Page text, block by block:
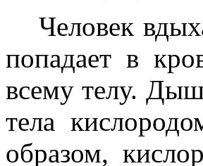
Человек
попадает в
всему телу.
тела
образом,